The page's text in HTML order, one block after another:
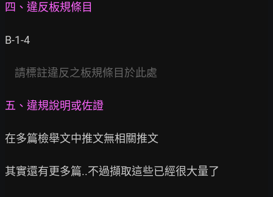
四、違反板規條目
B-1-4
請標註違反之板規條目於此處
五、違規說明或佐證
在多篇檢舉文中推文無相關推文
其實還有更多篇..不過擷取這些已經很大量了